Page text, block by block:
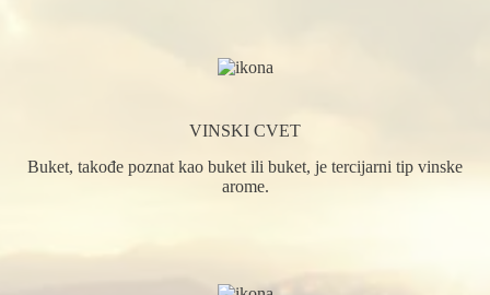
VINSKI CVET
Buket, takođe poznat kao buket ili buket, je tercijarni tip vinske
arome.